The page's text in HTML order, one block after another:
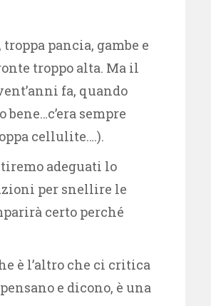
pancia, gambe e
troppo alta. Ma il
fa, quando
sempre
cellulite….).
adeguati lo
per snellire le
certo perché
è l’altro che ci critica
e dicono, è una